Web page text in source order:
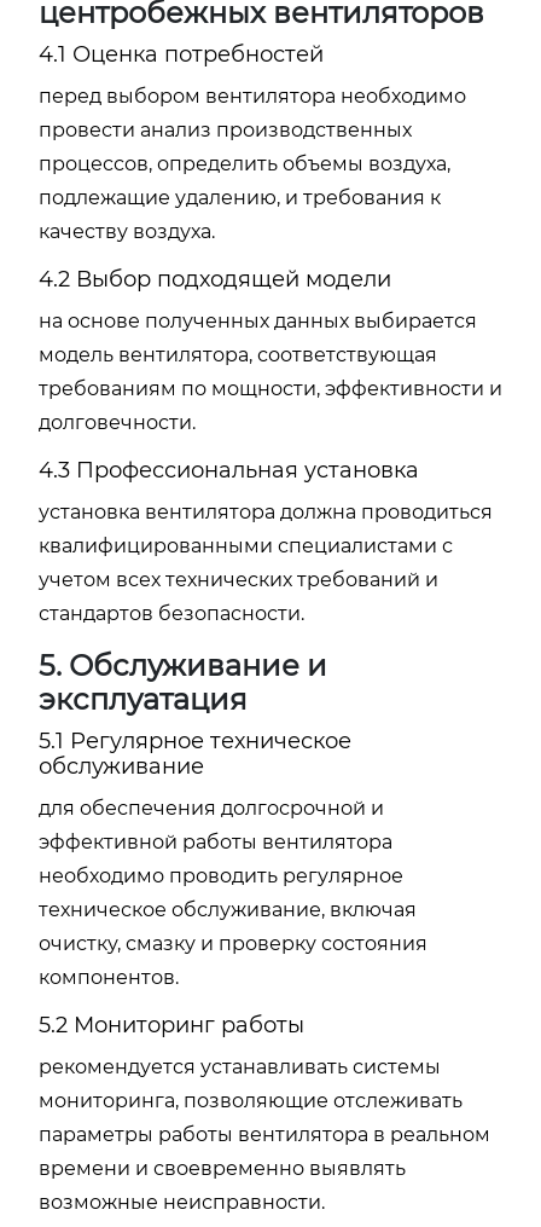
центробежных вентиляторов
4.1 Оценка потребностей
перед выбором вентилятора необходимо
провести анализ производственных
процессов, определить объемы воздуха,
подлежащие удалению, и требования к
качеству воздуха.
4.2 Выбор подходящей модели
на основе полученных данных выбирается
модель вентилятора, соответствующая
требованиям по мощности, эффективности и
долговечности.
4.3 Профессиональная установка
установка вентилятора должна проводиться
квалифицированными специалистами с
учетом всех технических требований и
стандартов безопасности.
5. Обслуживание и
эксплуатация
5.1 Регулярное техническое
обслуживание
для обеспечения долгосрочной и
эффективной работы вентилятора
необходимо проводить регулярное
техническое обслуживание, включая
очистку, смазку и проверку состояния
компонентов.
5.2 Мониторинг работы
рекомендуется устанавливать системы
мониторинга, позволяющие отслеживать
параметры работы вентилятора в реальном
времени и своевременно выявлять
возможные неисправности.